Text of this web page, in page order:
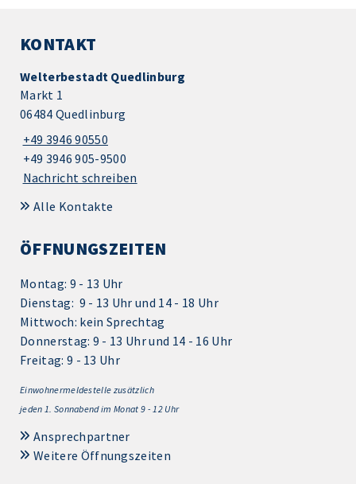
KONTAKT
Welterbestadt Quedlinburg
Markt 1
06484 Quedlinburg
+49 3946 90550
+49 3946 905-9500
Nachricht schreiben
Alle Kontakte
ÖFFNUNGSZEITEN
Montag: 9 - 13 Uhr
Dienstag: 9 - 13 Uhr und 14 - 18 Uhr
Mittwoch: kein Sprechtag
Donnerstag: 9 - 13 Uhr und 14 - 16 Uhr
Freitag: 9 - 13 Uhr
Einwohnermeldestelle zusätzlich
jeden 1. Sonnabend im Monat 9 - 12 Uhr
Ansprechpartner
Weitere Öffnungszeiten